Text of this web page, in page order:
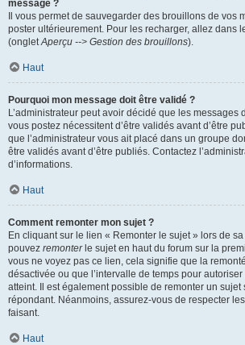
message ?
Il vous permet de sauvegarder des brouillons de vos
poster ultérieurement. Pour les recharger, allez dans
(ongletAperçu --> Gestion des brouillons).
Haut
Pourquoi mon message doit être validé ?
L’administrateur peut avoir décidé que les messages
vous postez nécessitent d’être validés avant d’être
que l’administrateur vous ait placé dans un groupe
être validés avant d’être publiés. Contactez
d’informations.
Haut
Comment remonter mon sujet ?
En cliquant sur le lien « Remonter le sujet » lors de
pouvez remonterle sujet en haut du forum sur la
vous ne voyez pas ce lien, cela signifie que la
désactivée ou que l’intervalle de temps pour autoriser
atteint. Il est également possible de remonter un sujet
répondant. Néanmoins, assurez-vous de respecter
faisant.
Haut